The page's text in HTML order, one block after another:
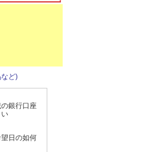
ど)
銀行口座
い
日の如何